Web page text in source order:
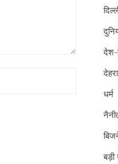
देश-
धर्म